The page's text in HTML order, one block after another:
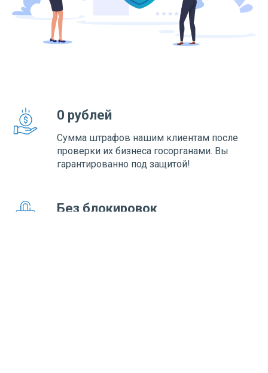
0 рублей
Сумма штрафов нашим клиентам после
проверки их бизнеса госорганами. Вы
гарантированно под защитой!
Без блокировок